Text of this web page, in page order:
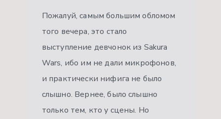
Пожалуй, самым большим обломом
того вечера, это стало
выступление девчонок из Sakura
Wars, ибо им не дали микрофонов,
и практически нифига не было
слышно. Вернее, было слышно
только тем, кто у сцены. Но